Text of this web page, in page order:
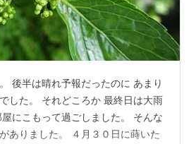
後半は晴れ予報だったのに あまり
した。 それどころか 最終日は大雨
にこもって過ごしました。 そんな
ありました。 ４月３０日に蒔いた